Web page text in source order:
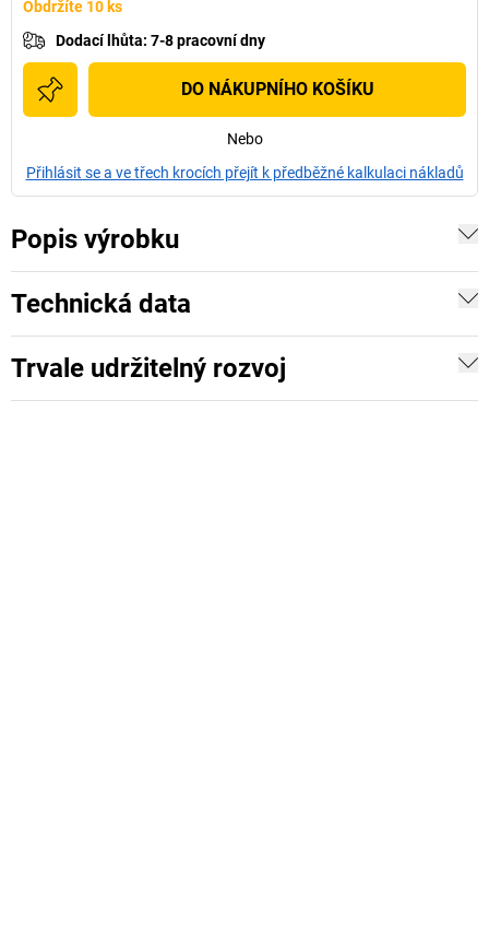
Obdržíte 10 ks
Dodací lhůta: 7-8 pracovní dny
DO NÁKUPNÍHO KOŠÍKU
Nebo
Přihlásit se a ve třech krocích přejít k předběžné kalkulaci nákladů
Popis výrobku
Technická data
Trvale udržitelný rozvoj